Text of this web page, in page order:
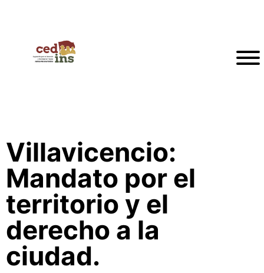
Villavicencio:
Mandato por el
territorio y el
derecho a la
ciudad.